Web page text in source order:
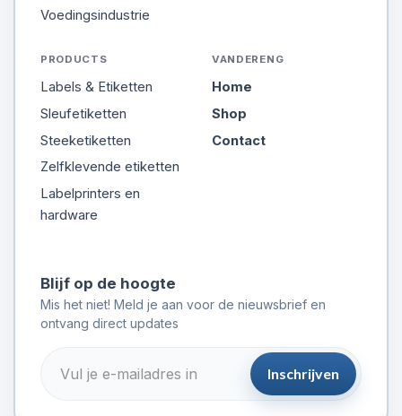
Voedingsindustrie
PRODUCTS
Labels & Etiketten
Sleufetiketten
Steeketiketten
Zelfklevende etiketten
Labelprinters en
hardware
VANDERENG
Home
Shop
Contact
Blijf op de hoogte
Mis het niet! Meld je aan voor de nieuwsbrief en
ontvang direct updates
Inschrijven